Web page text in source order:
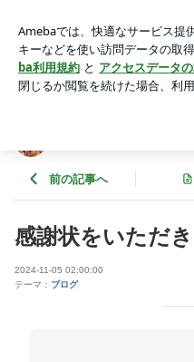
アプリをダウンロードして ブ
ょう。
前の記事へ
感謝状をいただ
2024-11-05 02:00:00
テーマ： ブログ